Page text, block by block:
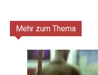
Mehr zum Thema